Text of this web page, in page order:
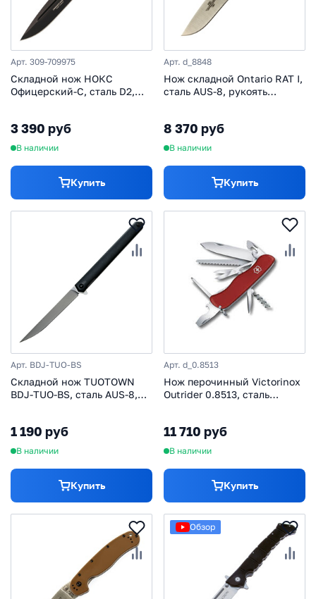
Арт. 309-709975
Складной нож НОКС
Офицерский-С, сталь D2,
3 390 руб
В наличии
Купить
Арт. d_8848
Нож складной Ontario RAT I,
сталь AUS-8, рукоять
8 370 руб
В наличии
Купить
Арт. BDJ-TUO-BS
Складной нож TUOTOWN
BDJ-TUO-BS, сталь AUS-8,
1 190 руб
В наличии
Купить
Арт. d_0.8513
Нож перочинный Victorinox
Outrider 0.8513, сталь
11 710 руб
В наличии
Купить
Обзор